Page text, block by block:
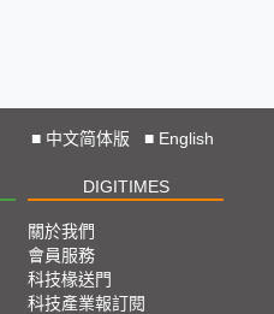
■ 中文简体版 ■ English
DIGITIMES
關於我們
會員服務
科技椽送門
科技產業報訂閱